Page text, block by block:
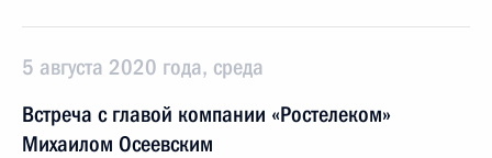
5 августа 2020 года, среда
Встреча с главой компании «Ростелеком»
Михаилом Осеевским